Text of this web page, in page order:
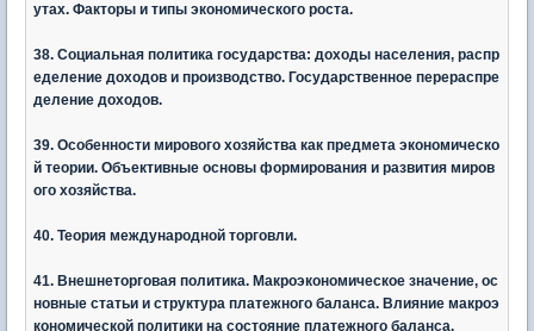
утах. Факторы и типы экономического роста.
38. Социальная политика государства: доходы населения, распр
еделение доходов и производство. Государственное перераспре
деление доходов.
39. Особенности мирового хозяйства как предмета экономическо
й теории. Объективные основы формирования и развития миров
ого хозяйства.
40. Теория международной торговли.
41. Внешнеторговая политика. Макроэкономическое значение, ос
новные статьи и структура платежного баланса. Влияние макроэ
кономической политики на состояние платежного баланса.